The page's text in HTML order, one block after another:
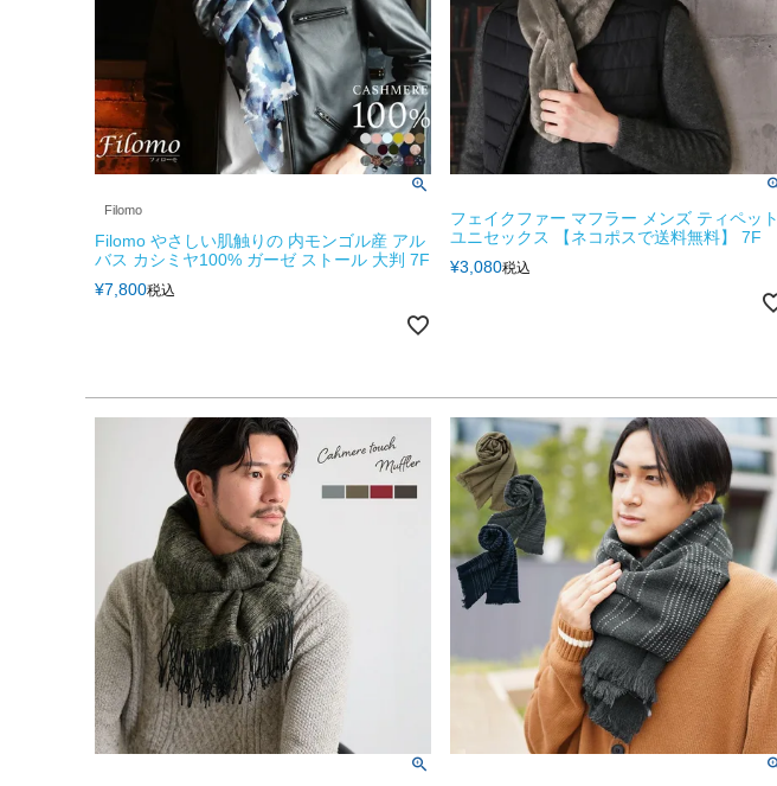
Filomo
Filomo やさしい肌触りの 内モンゴル産 アル
バス カシミヤ100% ガーゼ ストール 大判 7F
¥7,800税込
フェイクファー マフラー メンズ ティペット
ユニセックス 【ネコポスで送料無料】 7F
¥3,080税込